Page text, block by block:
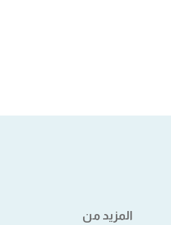
المزيد من